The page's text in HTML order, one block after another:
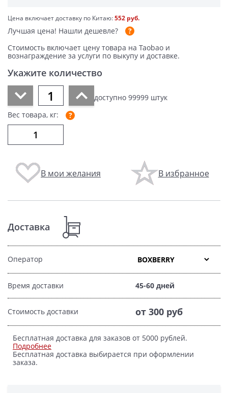
Цена включает доставку по Китаю:552 руб.
Лучшая цена! Нашли дешевле?
Стоимость включает цену товара на Taobao и
вознаграждение за услуги по выкупу и доставке.
Укажите количество
доступно 99999 штук
Вес товара, кг:
В мои желания В избранное
Доставка
Оператор
Время доставки 45-60 дней
Стоимость доставки от 300 руб
Бесплатная доставка для заказов от 5000 рублей.
Подробнее
Бесплатная доставка выбирается при оформлении
заказа.